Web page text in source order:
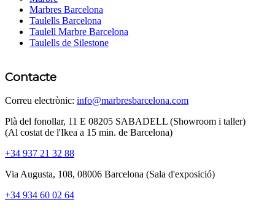
Marbres Barcelona
Taulells Barcelona
Taulell Marbre Barcelona
Taulells de Silestone
Contacte
Correu electrònic: info@marbresbarcelona.com
Plà del fonollar, 11 E 08205 SABADELL (Showroom i taller)
(Al costat de l'Ikea ​​a 15 min. de Barcelona)
+34 937 21 32 88
Via Augusta, 108, 08006 Barcelona (Sala d'exposició)
+34 934 60 02 64